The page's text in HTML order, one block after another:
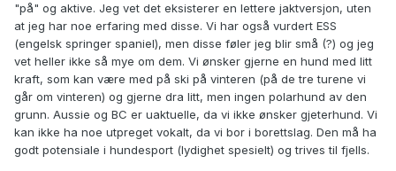
"på" og aktive. Jeg vet det eksisterer en lettere jaktversjon, uten
at jeg har noe erfaring med disse. Vi har også vurdert ESS
(engelsk springer spaniel), men disse føler jeg blir små (?) og jeg
vet heller ikke så mye om dem. Vi ønsker gjerne en hund med litt
kraft, som kan være med på ski på vinteren (på de tre turene vi
går om vinteren) og gjerne dra litt, men ingen polarhund av den
grunn. Aussie og BC er uaktuelle, da vi ikke ønsker gjeterhund. Vi
kan ikke ha noe utpreget vokalt, da vi bor i borettslag. Den må ha
godt potensiale i hundesport (lydighet spesielt) og trives til fjells.